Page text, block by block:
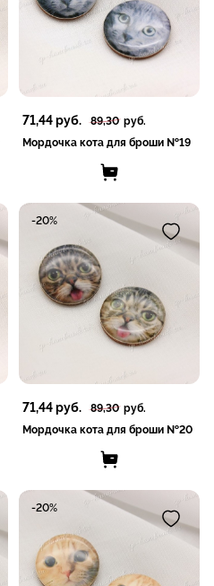
71,44руб. 89,30 руб.
Мордочка кота для броши №19
71,44руб. 89,30 руб.
Мордочка кота для броши №20
-20%
-20%